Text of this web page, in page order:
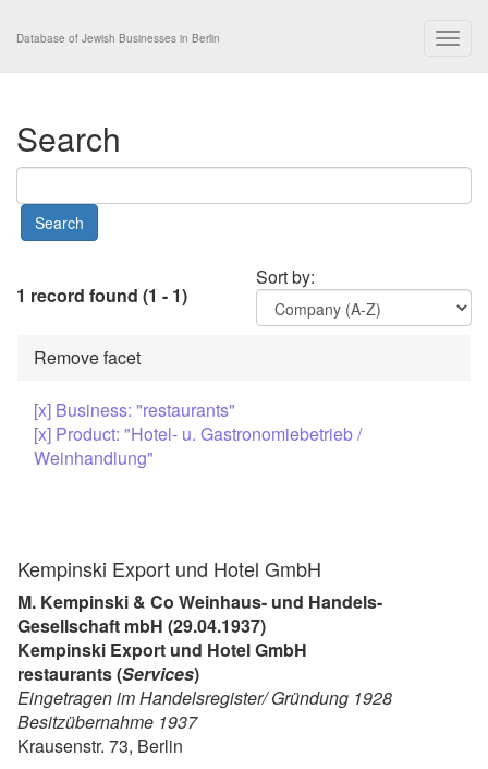
Database of Jewish Businesses in Berlin
Search
Sort by:
1 record found (1 - 1)
Remove facet
[x] Business: "restaurants"
[x] Product: "Hotel- u. Gastronomiebetrieb /
Weinhandlung"
Kempinski Export und Hotel GmbH
M. Kempinski & Co Weinhaus- und Handels-
Gesellschaft mbH (29.04.1937)
Kempinski Export und Hotel GmbH
restaurants (Services)
Eingetragen im Handelsregister/ Gründung 1928
Besitzübernahme 1937
Krausenstr. 73, Berlin